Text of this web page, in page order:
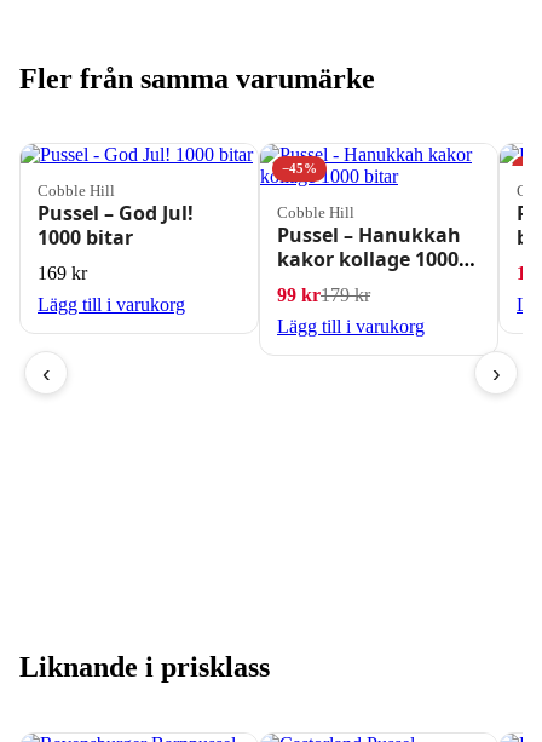
Fler från samma varumärke
‹
Cobble Hill
Pussel – God Jul!
1000 bitar
169 kr
Lägg till i varukorg
−45%
Cobble Hill
Pussel – Hanukkah
kakor kollage 1000
bitar179krDet ursprungliga
99 kr
Det nuvarande priset
Lägg till i varukorg
›
Liknande i prisklass